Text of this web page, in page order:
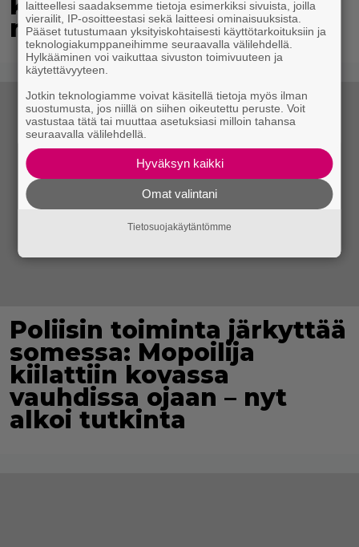
kohtalo jäi aiemmin
mysteeriksi
Poliisin toiminta järkyttää
somessa: Mopoilija
kiilattiin kovassa
vauhdissa ojaan – nyt
alkoi tutkinta
laitteellesi saadaksemme tietoja esimerkiksi sivuista, joilla
vierailit, IP-osoitteestasi sekä laitteesi ominaisuuksista.
Pääset tutustumaan yksityiskohtaisesti käyttötarkoituksiin ja
teknologiakumppaneihimme seuraavalla välilehdellä.
Hylkääminen voi vaikuttaa sivuston toimivuuteen ja
käytettävyyteen.
Jotkin teknologiamme voivat käsitellä tietoja myös ilman
suostumusta, jos niillä on siihen oikeutettu peruste. Voit
vastustaa tätä tai muuttaa asetuksiasi milloin tahansa
seuraavalla välilehdellä.
Hyväksyn kaikki
Omat valintani
Tietosuojakäytäntömme